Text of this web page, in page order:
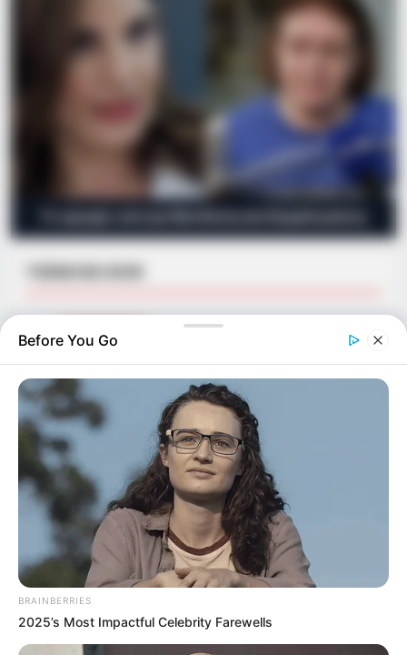
01 ΑΣΤΥΝΟΜΙΚΆ
επιχείρηση της ΕΛΑΣ συνελήφθη 63χρονη που
προσπάθησε να τον εξαπατήσει τηλεφωνικά
21/09/2024, 19:06 1 min read
02 Ζωγράφου: Συνελήφθη δραπέτης φυλακών από
την άμεση δράση μετά από καταδίωξη – Βγήκε
από τη φυλακή και έκλεβε αυτοκίνητα
1 min read
03 ΕΛΛΆΔΑ
Σοβαρό τροχαίο ατύχημα στην Εύβοια με
ύψος στον δρόμο Προκόπι – Ψαχνά (ΦΩΤΟ –
ΒΙΝΤΕΟ)
Before You Go
BRAINBERRIES
2025’s Most Impactful Celebrity Farewells